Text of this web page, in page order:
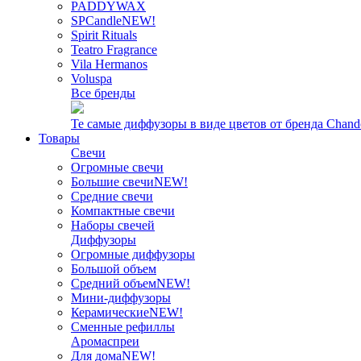
PADDYWAX
SPCandleNEW!
Spirit Rituals
Teatro Fragrance
Vila Hermanos
Voluspa
Все бренды
Те самые диффузоры в виде цветов от бренда
Товары
Свечи
Огромные свечи
Большие свечиNEW!
Средние свечи
Компактные свечи
Наборы свечей
Диффузоры
Огромные диффузоры
Большой объем
Средний объемNEW!
Мини-диффузоры
КерамическиеNEW!
Сменные рефиллы
Аромаспреи
Для домаNEW!